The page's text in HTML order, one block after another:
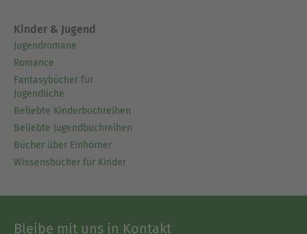
Kinder & Jugend
Jugendromane
Romance
Fantasybücher für
Jugendliche
Beliebte Kinderbuchreihen
Beliebte Jugendbuchreihen
Bücher über Einhörner
Wissensbücher für Kinder
Bleibe mit uns in Kontakt